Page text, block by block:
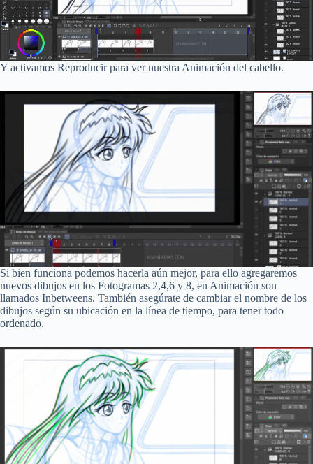
Y activamos Reproducir para ver nuestra Animación del cabello.
Si bien funciona podemos hacerla aún mejor, para ello agregaremos
nuevos dibujos en los Fotogramas 2,4,6 y 8, en Animación son
llamados Inbetweens. También asegúrate de cambiar el nombre de los
dibujos según su ubicación en la línea de tiempo, para tener todo
ordenado.